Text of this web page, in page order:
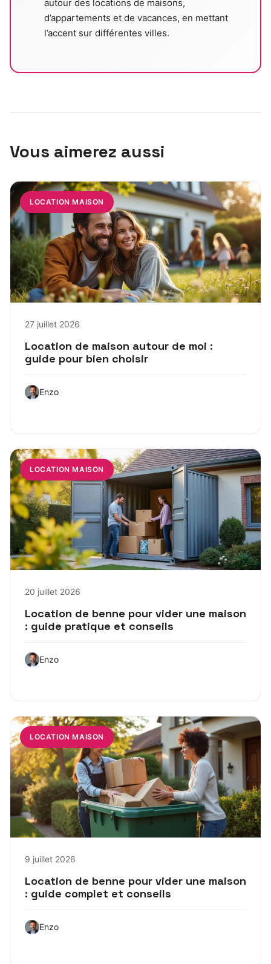
autour des locations de maisons,
d’appartements et de vacances, en mettant
l’accent sur différentes villes.
Vous aimerez aussi
LOCATION MAISON
27 juillet 2026
Location de maison autour de moi :
guide pour bien choisir
Enzo
LOCATION MAISON
20 juillet 2026
Location de benne pour vider une maison
: guide pratique et conseils
Enzo
LOCATION MAISON
9 juillet 2026
Location de benne pour vider une maison
: guide complet et conseils
Enzo